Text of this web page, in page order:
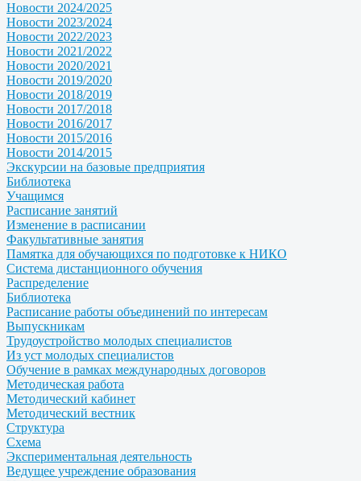
Новости 2024/2025
Новости 2023/2024
Новости 2022/2023
Новости 2021/2022
Новости 2020/2021
Новости 2019/2020
Новости 2018/2019
Новости 2017/2018
Новости 2016/2017
Новости 2015/2016
Новости 2014/2015
Экскурсии на базовые предприятия
Библиотека
Учащимся
Расписание занятий
Изменение в расписании
Факультативные занятия
Памятка для обучающихся по подготовке к НИКО
Система дистанционного обучения
Распределение
Библиотека
Расписание работы объединений по интересам
Выпускникам
Трудоустройство молодых специалистов
Из уст молодых специалистов
Обучение в рамках международных договоров
Методическая работа
Методический кабинет
Методический вестник
Структура
Схема
Экспериментальная деятельность
Ведущее учреждение образования